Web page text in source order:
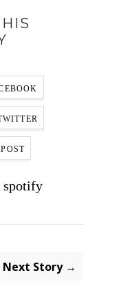
spotify
Next Story →